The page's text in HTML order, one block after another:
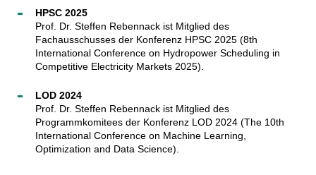
HPSC 2025
Prof. Dr. Steffen Rebennack ist Mitglied des
Fachausschusses der Konferenz HPSC 2025 (8th
International Conference on Hydropower Scheduling in
Competitive Electricity Markets 2025).
LOD 2024
Prof. Dr. Steffen Rebennack ist Mitglied des
Programmkomitees der Konferenz LOD 2024 (The 10th
International Conference on Machine Learning,
Optimization and Data Science).